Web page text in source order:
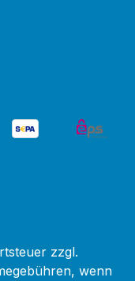
zzgl.
wenn